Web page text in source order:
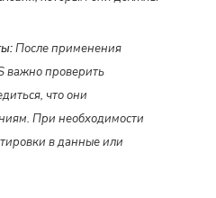
После применения
важно проверить
что они
При необходимости
в данные или